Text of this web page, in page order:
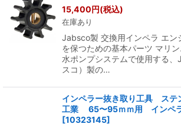
絞り込む
15,400円(税込)
在庫あり
Jabsco製 交換用インペラ エン
を保つための基本パーツ マリ
水ポンプシステムで使用する
スコ）製の…
インペラー抜き取り工具 ス
工業 65〜95ｍｍ用 インペ
[10323145]